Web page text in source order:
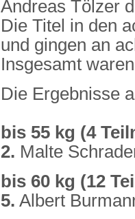
Andreas Tölzer
Die Titel in den
und gingen an
Insgesamt
Die Ergebnisse
bis 55 kg (4
2. Malte
bis 60 kg (12
5. Albert